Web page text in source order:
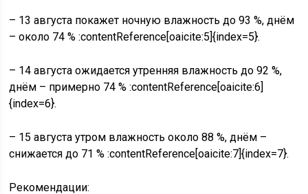
– 13 августа покажет ночную влажность до 93 %, днём
– около 74 % :contentReference[oaicite:5]{index=5}.
– 14 августа ожидается утренняя влажность до 92 %,
днём – примерно 74 % :contentReference[oaicite:6]
{index=6}.
– 15 августа утром влажность около 88 %, днём –
снижается до 71 % :contentReference[oaicite:7]{index=7}.
Рекомендации: